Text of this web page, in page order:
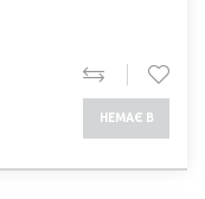
НЕМАЄ В